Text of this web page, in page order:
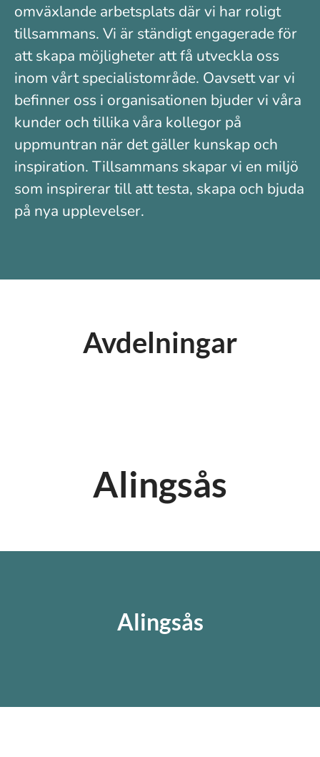
omväxlande arbetsplats där vi har roligt
tillsammans. Vi är ständigt engagerade för
att skapa möjligheter att få utveckla oss
inom vårt specialistområde. Oavsett var vi
befinner oss i organisationen bjuder vi våra
kunder och tillika våra kollegor på
uppmuntran när det gäller kunskap och
inspiration. Tillsammans skapar vi en miljö
som inspirerar till att testa, skapa och bjuda
på nya upplevelser.
Avdelningar
Alingsås
Alingsås